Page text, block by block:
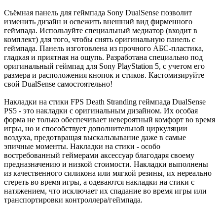
Съёмная панель для геймпада Sony DualSense позволит
изменить дизайн и освежить внешний вид фирменного
геймпада. Используйте специальный медиатор (входит в
комплект) для того, чтобы снять оригинальную панель с
геймпада. Панель изготовлена из прочного АБС-пластика,
гладкая и приятная на ощупь. Разработана специально под
оригинальный геймпад для Sony PlayStation 5, с учетом его
размера и расположения кнопок и стиков. Кастомизируйте
свой DualSense самостоятельно!
Накладки на стики FPS Death Stranding геймпада DualSense
PS5 - это накладки с оригинальным дизайном. Их особая
форма не только обеспечивает невероятный комфорт во время
игры, но и способствует дополнительной циркуляции
воздуха, предотвращая выскальзывание даже в самые
эпичные моменты. Накладки на стики - особо
востребованный геймерами аксессуар благодаря своему
предназначению и низкой стоимости. Накладки выполнены
из качественного силикона или мягкой резины, их нереально
стереть во время игры, а одеваются накладки на стики с
натяжением, что исключает их спадание во время игры или
транспортировки контроллера/геймпада.